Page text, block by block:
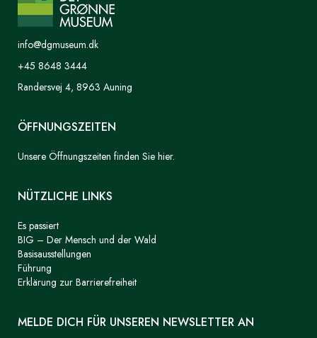
info@dgmuseum.dk
+45 8648 3444
Randersvej 4, 8963 Auning
ÖFFNUNGSZEITEN
Unsere Öffnungszeiten finden Sie hier.
NÜTZLICHE LINKS
Es passiert
BIG – Der Mensch und der Wald
Basisausstellungen
Führung
Erklärung zur Barrierefreiheit
MELDE DICH FÜR UNSEREN NEWSLETTER AN